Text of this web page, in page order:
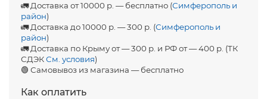
🚛 Доставка от 10000 р. — бесплатно (Симферополь и
район)
🚛 Доставка до 10000 р. — 300 р. (Симферополь и
район)
🚛 Доставка по Крыму от — 300 р. и РФ от — 400 р. (ТК
СДЭКСм. условия)
🟢 Самовывоз из магазина — бесплатно
Как оплатить